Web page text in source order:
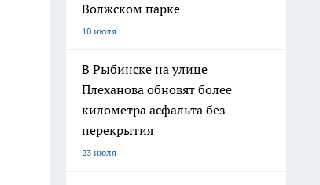
Волжском парке
10 июля
В Рыбинске на улице
Плеханова обновят более
километра асфальта без
перекрытия
23 июля